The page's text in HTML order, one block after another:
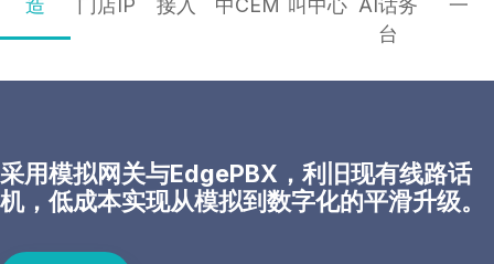
台
采用模拟网关与EdgePBX，利旧现有线路话
机，低成本实现从模拟到数字化的平滑升级。